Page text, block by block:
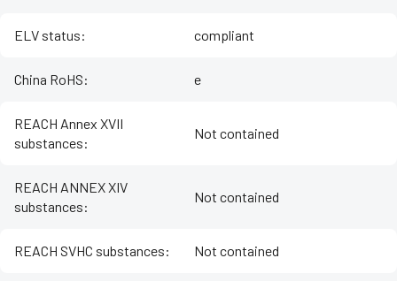
ELV status: compliant
China RoHS: e
REACH Annex XVII
substances:
Not contained
REACH ANNEX XIV
substances:
Not contained
REACH SVHC substances: Not contained